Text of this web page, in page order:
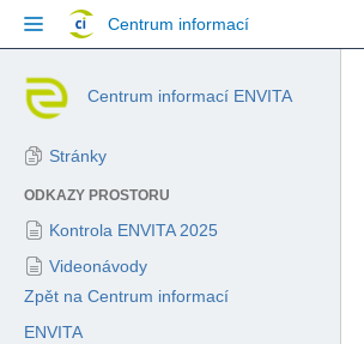
Skip
Přejít
hlavičku
menu
menu
akcí
Centrum informací
Centrum informací ENVITA
Stránky
ODKAZY PROSTORU
Kontrola ENVITA 2025
Videonávody
Zpět na Centrum informací
ENVITA